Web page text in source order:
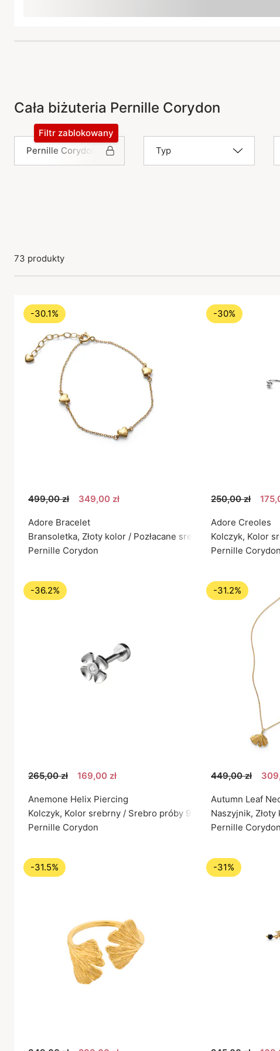
Cała biżuteria Pernille Corydon
Pernille Corydon
Filtr zablokowany
Typ
73 produkty
-30.1%
499,00 zł 349,00 zł
Adore Bracelet
Bransoletka, Złoty kolor / Pozłacane srebro próby 925
Pernille Corydon
-30%
250,00 zł
Adore Creoles
Kolczyk, Kolor
Pernille Corydon
-36.2%
265,00 zł 169,00 zł
Anemone Helix Piercing
Kolczyk, Kolor srebrny / Srebro próby 925
Pernille Corydon
-31.2%
449,00 zł
Autumn Leaf
Naszyjnik,
Pernille Corydon
-31.5% -31%